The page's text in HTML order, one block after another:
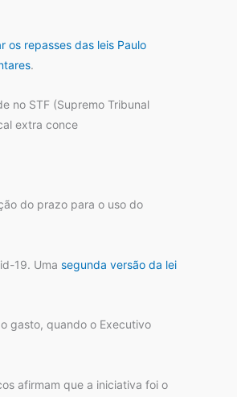
os repasses das leis Paulo
.
no STF (Supremo Tribunal
extra conce
do prazo para o uso do
19. Uma segunda versão da lei
gasto, quando o Executivo
afirmam que a iniciativa foi o